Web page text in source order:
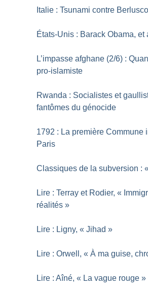
Italie : Tsunami contre
États-Unis : Barack Obama, et
L’impasse afghane (2/6) :
pro-islamiste
Rwanda : Socialistes et
fantômes du génocide
1792 : La première Commune
Paris
Classiques de la subversion : «
Lire : Terray et Rodier, «
réalités »
Lire : Ligny, « Jihad »
Lire : Orwell, « À ma guise,
Lire : Aîné, « La vague rouge »